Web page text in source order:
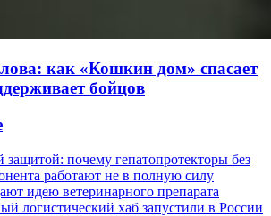
как «Кошкин дом» спасает
бойцов
почему гепатопротекторы без
работают не в полную силу
идею ветеринарного препарата
логистический хаб запустили в России